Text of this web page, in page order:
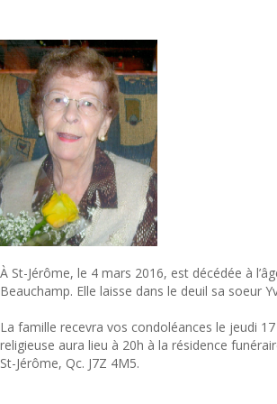
À St-Jérôme, le 4 mars 2016, est décédée à
Beauchamp. Elle laisse dans le deuil sa soeur
La famille recevra vos condoléances le jeudi
religieuse aura lieu à 20h à la résidence
St-Jérôme, Qc. J7Z 4M5.